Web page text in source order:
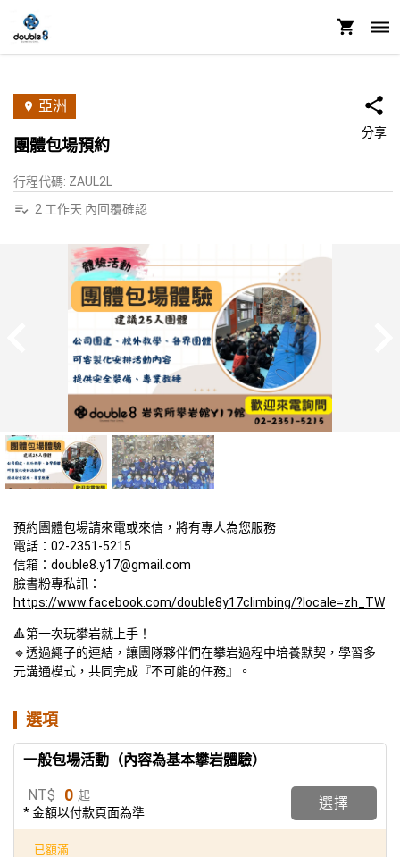
亞洲
團體包場預約
分享
行程代碼: ZAUL2L
2 工作天 內回覆確認
預約團體包場請來電或來信，將有專人為您服務
電話：02-2351-5215
信箱：double8.y17@gmail.com
臉書粉專私訊：
https://www.facebook.com/double8y17climbing/?locale=zh_TW
🔺第一次玩攀岩就上手！
🔹透過繩子的連結，讓團隊夥伴們在攀岩過程中培養默契，學習多
元溝通模式，共同完成『不可能的任務』。
選項
一般包場活動（內容為基本攀岩體驗）
NT$ 0 起
* 金額以付款頁面為準
選擇
已額滿